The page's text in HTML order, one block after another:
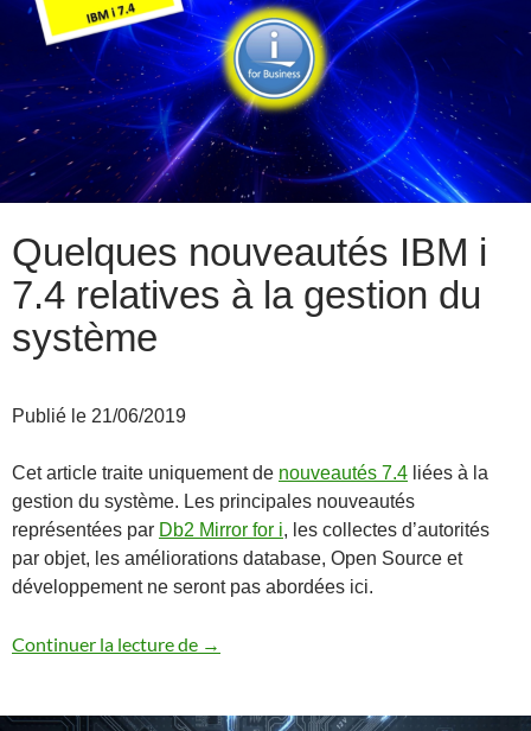
Quelques nouveautés IBM i
7.4 relatives à la gestion du
système
Publié le 21/06/2019
Cet article traite uniquement de nouveautés 7.4 liées à la
gestion du système. Les principales nouveautés
représentées par Db2 Mirror for i, les collectes d’autorités
par objet, les améliorations database, Open Source et
développement ne seront pas abordées ici.
Continuer la lecture de Quelques nouveautés IBM i 7.4
→